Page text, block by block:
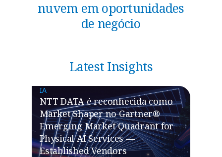
nuvem em oportunidades
de negócio
Latest Insights
IA
NTT DATA é reconhecida como
Market Shaper no Gartner®
Emerging Market Quadrant for
Physical AI Services —
Established Vendors